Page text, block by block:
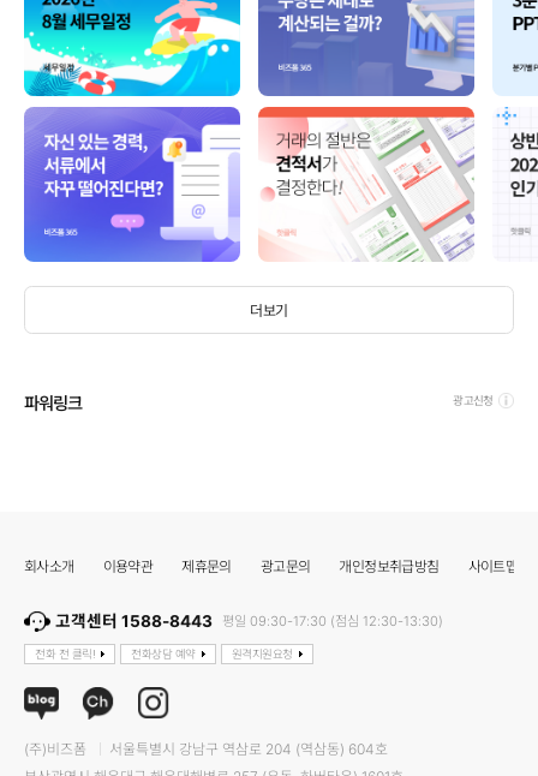
더보기
파워링크 광고신청
회사소개 이용약관 제휴문의 광고문의 개인정보취급방침 사이트맵
고객센터 1588-8443 평일 09:30-17:30 (점심 12:30-13:30)
전화 전 클릭! 전화상담 예약 원격지원요청
(주)비즈폼
서울특별시 강남구 역삼로 204 (역삼동) 604호